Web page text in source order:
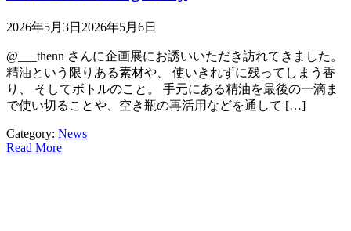
2026年5月3日 2026年5月6日
@___thenn さんに企画展にお誘いいただき訪れてきました。
精油という限りある素材や、 使いきれずに残ってしまう香
り、 そしてボトルのこと。 手元にある精油を最後の一滴ま
で使い切ることや、空き瓶の再活用などを通して […]
Category: News
Read More